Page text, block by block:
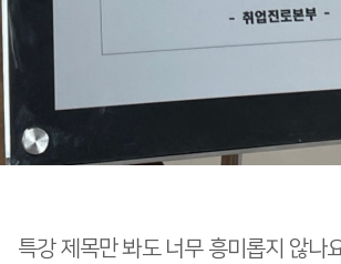
특강 제목만 봐도 너무 흥미롭지 않나